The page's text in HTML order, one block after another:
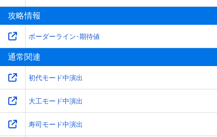
攻略情報
ボーダーライン･期待値
通常関連
初代モード中演出
大工モード中演出
寿司モード中演出